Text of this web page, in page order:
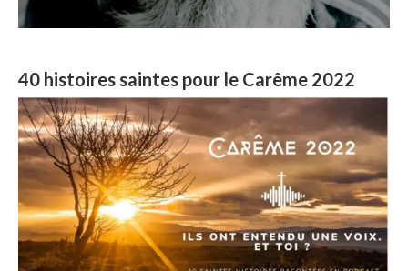
40 histoires saintes pour le Carême 2022